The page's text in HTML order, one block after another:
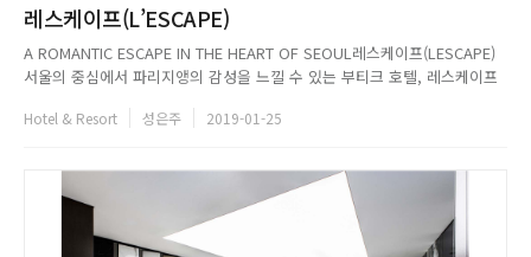
레스케이프(L’ESCAPE)
A ROMANTIC ESCAPE IN THE HEART OF SEOUL레스케이프(LESCAPE)
서울의 중심에서 파리지앵의 감성을 느낄 수 있는 부티크 호텔, 레스케이프
째 독자 브랜드 호텔이다. 요즘 인스타그램이나 SNS에서도 핫한 it-place로
Hotel & Resort 성은주 2019-01-25